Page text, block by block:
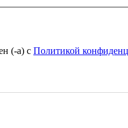
(-а) с Политикой